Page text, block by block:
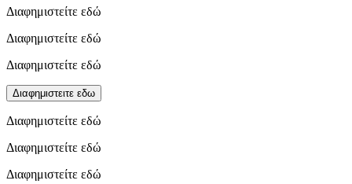
Διαφημιστείτε εδώ
Διαφημιστείτε εδώ
Διαφημιστείτε εδώ
Διαφημιστειτε εδω
Διαφημιστείτε εδώ
Διαφημιστείτε εδώ
Διαφημιστείτε εδώ